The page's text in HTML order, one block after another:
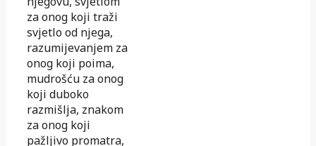
za onog koji traži
svjetlo od njega,
razumijevanjem za
onog koji poima,
mudrošću za onog
koji duboko
razmišlja, znakom
za onog koji
pažljivo promatra,